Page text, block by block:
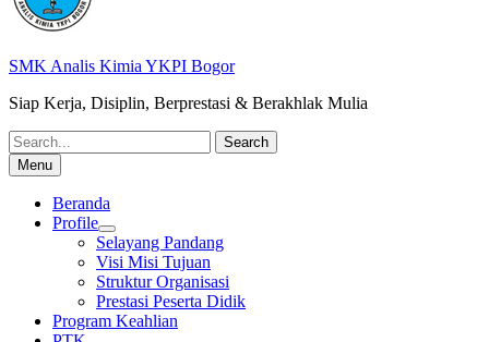
SMK Analis Kimia YKPI Bogor
Siap Kerja, Disiplin, Berprestasi & Berakhlak Mulia
Search
for:Menu
Beranda
Profile
Selayang Pandang
Visi Misi Tujuan
Struktur Organisasi
Prestasi Peserta Didik
Program Keahlian